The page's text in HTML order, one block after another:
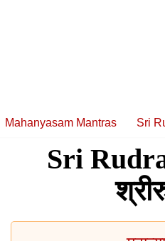
Mahanyasam Mantras Sri
Sri